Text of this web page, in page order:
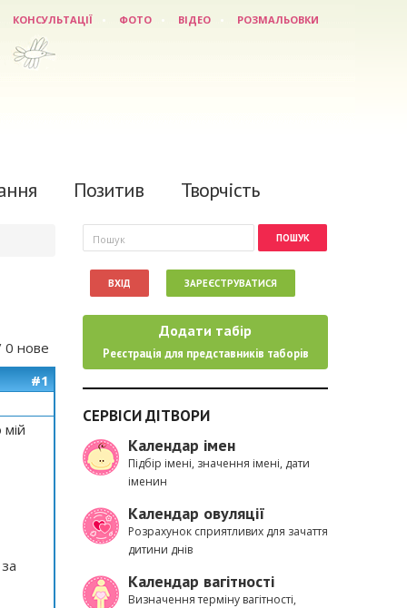
КОНСУЛЬТАЦІЇ ФОТО ВІДЕО РОЗМАЛЬОВКИ
Позитив Творчість
0 нове
#1
Пошукова форма
Пошук
ВХІД ЗАРЕЄСТРУВАТИСЯ
Додати табір
Реєстрація для представників таборів
СЕРВІСИ ДІТВОРИ
Календар імен
Підбір імені, значення імені, дати
іменин
Календар овуляції
Розрахунок сприятливих для зачаття
дитини днів
Календар вагітності
Визначення терміну вагітності,